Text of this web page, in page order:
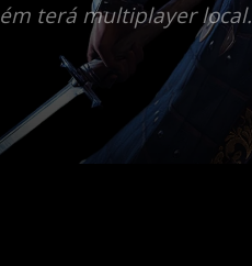
terá multiplayer local.